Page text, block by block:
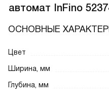
автомат InFino
ОСНОВНЫЕ
Цвет
Ширина, мм
Глубина, мм